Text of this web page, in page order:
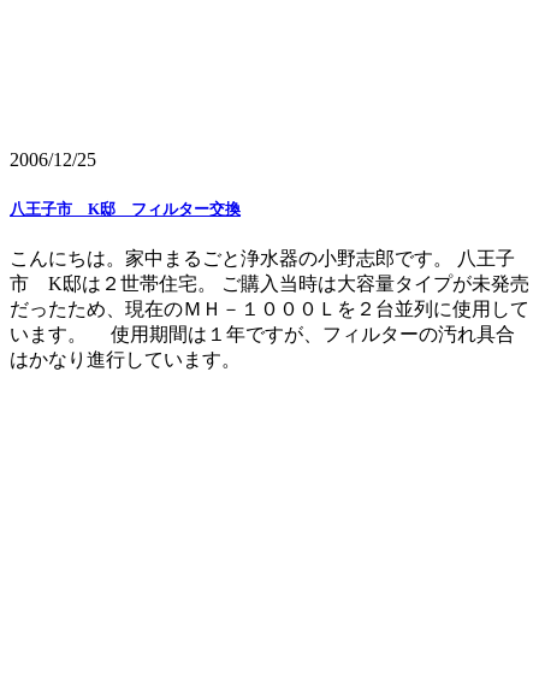
2006/12/25
八王子市 K邸 フィルター交換
こんにちは。家中まるごと浄水器の小野志郎です。 八王子
市 K邸は２世帯住宅。 ご購入当時は大容量タイプが未発売
だったため、現在のＭＨ－１０００Ｌを２台並列に使用して
います。 使用期間は１年ですが、フィルターの汚れ具合
はかなり進行しています。